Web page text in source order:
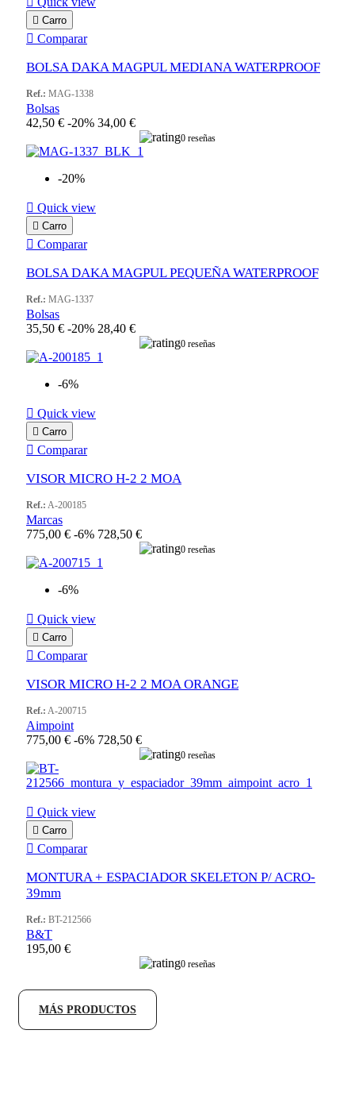
 Carro
 Comparar
BOLSA DAKA MAGPUL MEDIANA WATERPROOF
Ref.: MAG-1338
Bolsas
42,50 € -20% 34,00 €
0 reseñas
-20%
 Quick view
 Carro
 Comparar
BOLSA DAKA MAGPUL PEQUEÑA WATERPROOF
Ref.: MAG-1337
Bolsas
35,50 € -20% 28,40 €
0 reseñas
-6%
 Quick view
 Carro
 Comparar
VISOR MICRO H-2 2 MOA
Ref.: A-200185
Marcas
775,00 € -6% 728,50 €
0 reseñas
-6%
 Quick view
 Carro
 Comparar
VISOR MICRO H-2 2 MOA ORANGE
Ref.: A-200715
Aimpoint
775,00 € -6% 728,50 €
0 reseñas
 Quick view
 Carro
 Comparar
MONTURA + ESPACIADOR SKELETON P/ ACRO-
39mm
Ref.: BT-212566
B&T
195,00 €
0 reseñas
MÁS PRODUCTOS